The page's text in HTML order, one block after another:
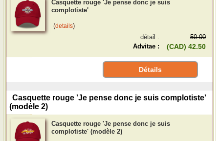
Casquette rouge 'Je pense donc je suis
complotiste'
(details)
détail :
50.00
Advitae :
(CAD) 42.50
Détails
Casquette rouge 'Je pense donc je suis complotiste'
(modèle 2)
Casquette rouge 'Je pense donc je suis
complotiste' (modèle 2)